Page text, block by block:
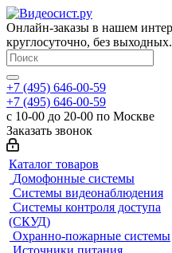
Онлайн-заказы в нашем
круглосуточно, без выходных.
+7 (495) 646-00-59
+7 (495) 646-00-59
с 10-00 до 20-00 по Москве
Заказать звонок
Каталог товаров
Домофонные системы
Системы видеонаблюдения
Системы контроля доступа
(СКУД)
Охранно-пожарные системы
Источники питания